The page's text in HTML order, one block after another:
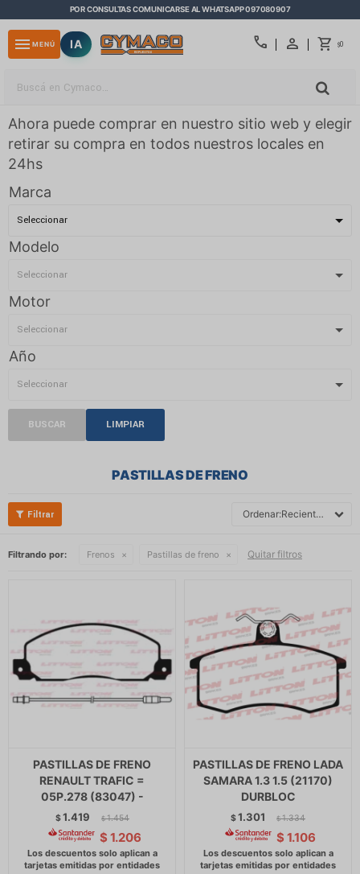
POR CONSULTAS COMUNICARSE AL WHATSAPP 097080907
call $0
menu MENÚ IA
Ahora puede comprar en nuestro sitio web y elegir
retirar su compra en todos nuestros locales en
24hs
Marca
Modelo
Motor
Año
BUSCAR LIMPIAR
PASTILLAS DE FRENO
Recientes
Filtrando por: Frenos Pastillas de freno Quitar filtros
PASTILLAS DE FRENO
RENAULT TRAFIC =
05P.278 (83047) -
$1.419 $ 1.454
$ 1.206
PASTILLAS DE FRENO LADA
SAMARA 1.3 1.5 (21170)
DURBLOC
$1.301 $ 1.334
$ 1.106
close